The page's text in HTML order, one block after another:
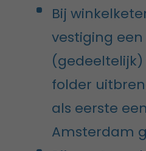
Bij
vestiging
folder
als eerste
Amsterdam